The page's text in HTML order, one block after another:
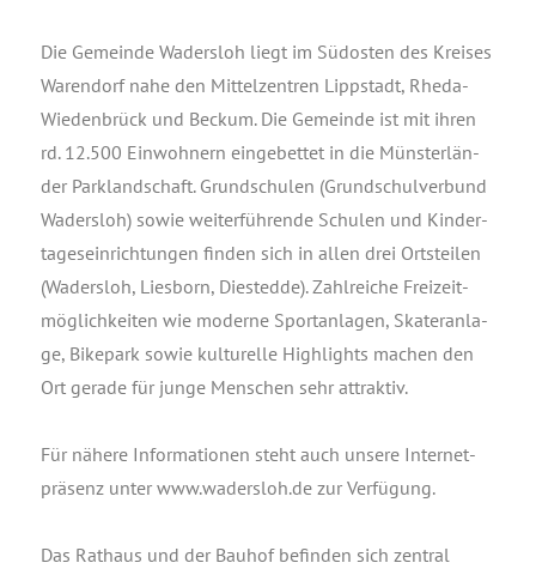
Die Gemein­de Waders­loh liegt im Süd­os­ten des Krei­ses
Waren­dorf nahe den Mit­tel­zen­tren Lipp­stadt, Rhe­da-
Wie­den­brück und Beckum. Die Gemein­de ist mit ihren
rd. 12.500 Ein­woh­nern ein­ge­bet­tet in die Müns­ter­län­
der Park­land­schaft. Grund­schu­len (Grund­schul­ver­bund
Waders­loh) sowie wei­ter­füh­ren­de Schu­len und Kin­der­
ta­ges­ein­rich­tun­gen fin­den sich in allen drei Orts­tei­len
(Waders­loh, Lies­born, Dies­ted­de). Zahl­rei­che Frei­zeit­
mög­lich­kei­ten wie moder­ne Sport­an­la­gen, Ska­ter­an­la­
ge, Bike­park sowie kul­tu­rel­le High­lights machen den
Ort gera­de für jun­ge Men­schen sehr attraktiv.
Für nähe­re Infor­ma­tio­nen steht auch unse­re Inter­net­
prä­senz unter www.wadersloh.de zur Verfügung.
Das Rat­haus und der Bau­hof befin­den sich zen­tral